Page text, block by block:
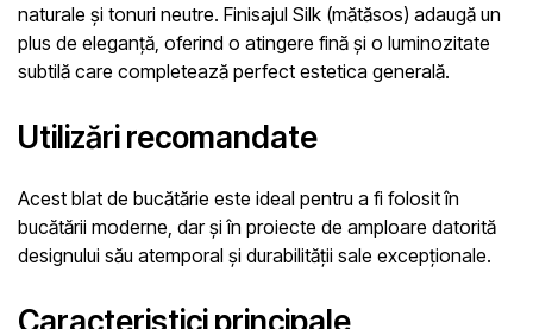
naturale și tonuri neutre. Finisajul Silk (mătăsos) adaugă un
plus de eleganță, oferind o atingere fină și o luminozitate
subtilă care completează perfect estetica generală.
Utilizări recomandate
Acest blat de bucătărie este ideal pentru a fi folosit în
bucătării moderne, dar și în proiecte de amploare datorită
designului său atemporal și durabilității sale excepționale.